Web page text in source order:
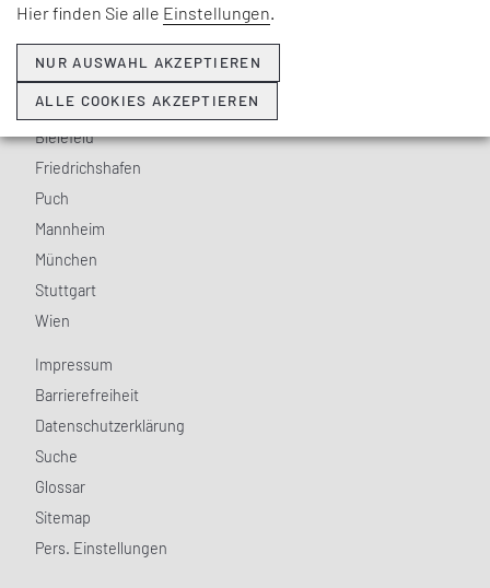
EFESO
Berlin
Bielefeld
Friedrichshafen
Puch
Mannheim
München
Stuttgart
Wien
Impressum
Barrierefreiheit
Datenschutzerklärung
Suche
Glossar
Sitemap
Pers. Einstellungen
Hier finden Sie alle Einstellungen.
NUR AUSWAHL AKZEPTIEREN
ALLE COOKIES AKZEPTIEREN